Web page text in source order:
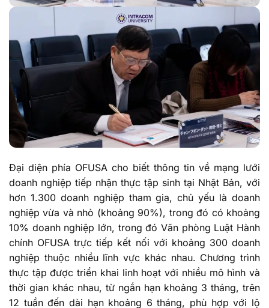
Đại diện phía OFUSA cho biết thông tin về mạng lưới
doanh nghiệp tiếp nhận thực tập sinh tại Nhật Bản, với
hơn 1.300 doanh nghiệp tham gia,chủ yếu là doanh
nghiệp vừa và nhỏ (khoảng 90%), trong đó có khoảng
10% doanh nghiệp lớn, trong đó Văn phòng Luật Hành
chính OFUSA trực tiếp kết nối với khoảng 300 doanh
nghiệp thuộc nhiều lĩnh vực khác nhau. Chương trình
thực tập được triển khai linh hoạt với nhiều mô hình và
thời gian khác nhau, từ ngắn hạn khoảng 3 tháng, trên
12 tuần đến dài hạn khoảng 6 tháng, phù hợp với lộ